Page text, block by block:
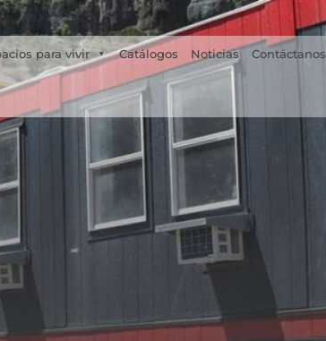
Tecno Fast Perú AlcoTriumphBalatTecno Panel
para vivir Catálogos Noticias Contáctanos